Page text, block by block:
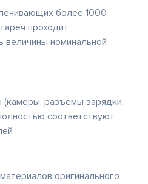
более 1000
проходит
величины номинальной
разъемы зарядки,
соответствуют
оригинального